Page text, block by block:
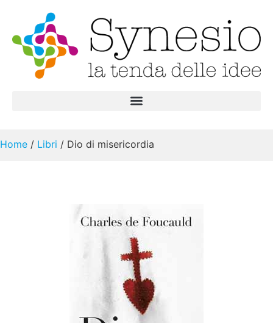
Home / Libri / Dio di misericordia